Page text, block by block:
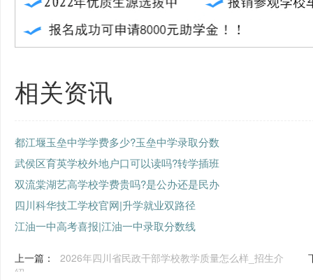
相关资讯
都江堰玉垒中学学费多少?玉垒中学录取分数
武侯区育英学校外地户口可以读吗?转学插班
双流棠湖艺高学校学费贵吗?是公办还是民办
四川科华技工学校官网|升学就业双路径
江油一中高考喜报|江油一中录取分数线
上一篇：
2026年四川省民政干部学校教学质量怎么样_招生介
绍